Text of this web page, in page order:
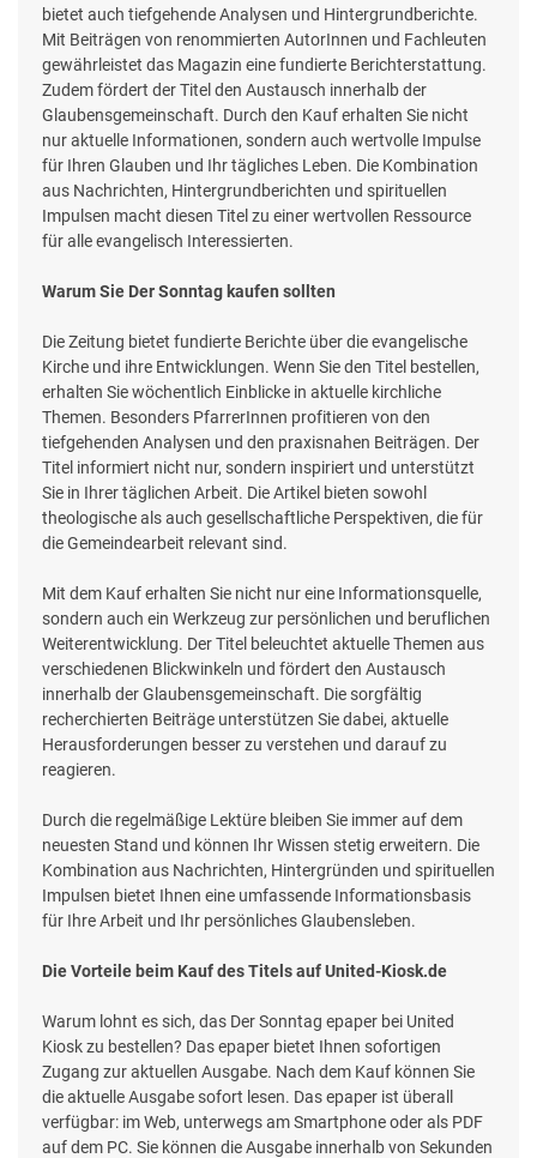
bietet auch tiefgehende Analysen und Hintergrundberichte.
Mit Beiträgen von renommierten AutorInnen und Fachleuten
gewährleistet das Magazin eine fundierte Berichterstattung.
Zudem fördert der Titel den Austausch innerhalb der
Glaubensgemeinschaft. Durch den Kauf erhalten Sie nicht
nur aktuelle Informationen, sondern auch wertvolle Impulse
für Ihren Glauben und Ihr tägliches Leben. Die Kombination
aus Nachrichten, Hintergrundberichten und spirituellen
Impulsen macht diesen Titel zu einer wertvollen Ressource
für alle evangelisch Interessierten.
Warum Sie Der Sonntag kaufen sollten
Die Zeitung bietet fundierte Berichte über die evangelische
Kirche und ihre Entwicklungen. Wenn Sie den Titel bestellen,
erhalten Sie wöchentlich Einblicke in aktuelle kirchliche
Themen. Besonders PfarrerInnen profitieren von den
tiefgehenden Analysen und den praxisnahen Beiträgen. Der
Titel informiert nicht nur, sondern inspiriert und unterstützt
Sie in Ihrer täglichen Arbeit. Die Artikel bieten sowohl
theologische als auch gesellschaftliche Perspektiven, die für
die Gemeindearbeit relevant sind.
Mit dem Kauf erhalten Sie nicht nur eine Informationsquelle,
sondern auch ein Werkzeug zur persönlichen und beruflichen
Weiterentwicklung. Der Titel beleuchtet aktuelle Themen aus
verschiedenen Blickwinkeln und fördert den Austausch
innerhalb der Glaubensgemeinschaft. Die sorgfältig
recherchierten Beiträge unterstützen Sie dabei, aktuelle
Herausforderungen besser zu verstehen und darauf zu
reagieren.
Durch die regelmäßige Lektüre bleiben Sie immer auf dem
neuesten Stand und können Ihr Wissen stetig erweitern. Die
Kombination aus Nachrichten, Hintergründen und spirituellen
Impulsen bietet Ihnen eine umfassende Informationsbasis
für Ihre Arbeit und Ihr persönliches Glaubensleben.
Die Vorteile beim Kauf des Titels auf United-Kiosk.de
Warum lohnt es sich, das Der Sonntag epaper bei United
Kiosk zu bestellen? Das epaper bietet Ihnen sofortigen
Zugang zur aktuellen Ausgabe. Nach dem Kauf können Sie
die aktuelle Ausgabe sofort lesen. Das epaper ist überall
verfügbar: im Web, unterwegs am Smartphone oder als PDF
auf dem PC. Sie können die Ausgabe innerhalb von Sekunden